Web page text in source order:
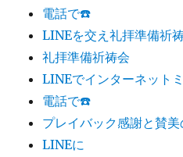
電話で☎️
LINEを交え礼拝準備祈
礼拝準備祈祷会
LINEでインターネット
電話で☎️
プレイバック感謝と賛
LINEに